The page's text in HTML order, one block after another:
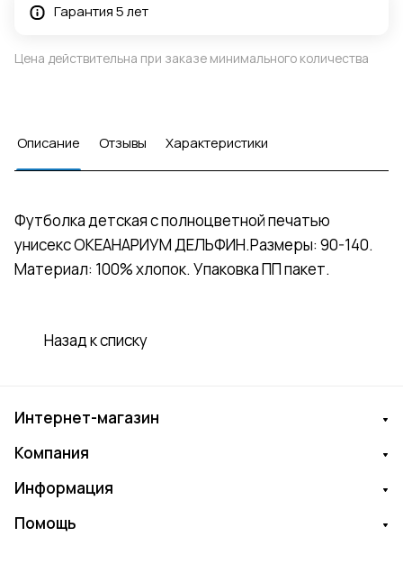
Гарантия 5 лет
Цена действительна при заказе минимального количества
Описание Отзывы Характеристики
Футболка детская с полноцветной печатью
унисекс ОКЕАНАРИУМ ДЕЛЬФИН.Размеры: 90-140.
Материал: 100% хлопок. Упаковка ПП пакет.
Назад к списку
Интернет-магазин
Компания
Информация
Помощь